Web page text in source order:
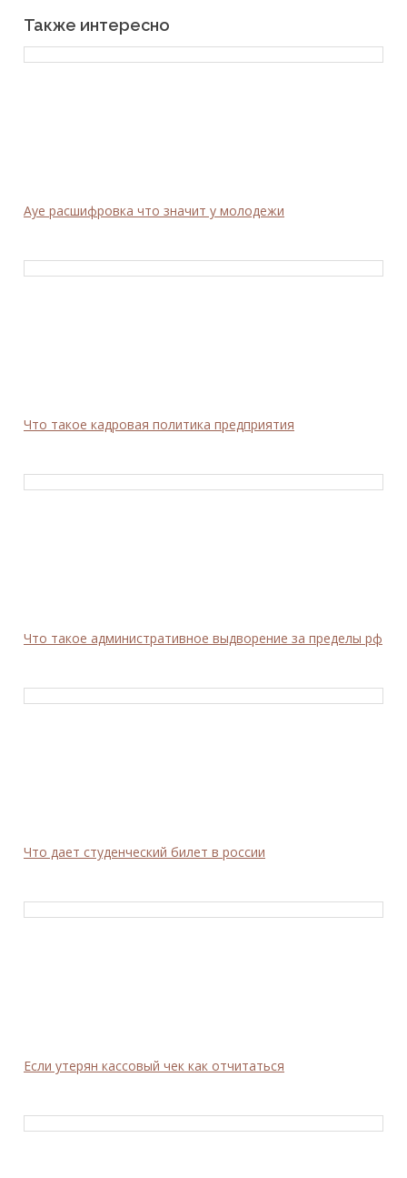
Также интересно
Ауе расшифровка что значит у молодежи
Что такое кадровая политика предприятия
Что такое административное выдворение за пределы рф
Что дает студенческий билет в россии
Если утерян кассовый чек как отчитаться